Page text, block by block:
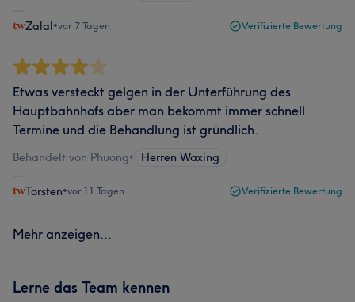
Zalal•vor 7 Tagen Verifizierte Bewertung
Etwas versteckt gelgen in der Unterführung des
Hauptbahnhofs aber man bekommt immer schnell
Termine und die Behandlung ist gründlich.
Behandelt von Phuong• Herren Waxing
Torsten•vor 11 Tagen Verifizierte Bewertung
Mehr anzeigen...
Lerne das Team kennen